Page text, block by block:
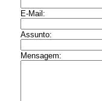
E-Mail:
Assunto:
Mensagem: